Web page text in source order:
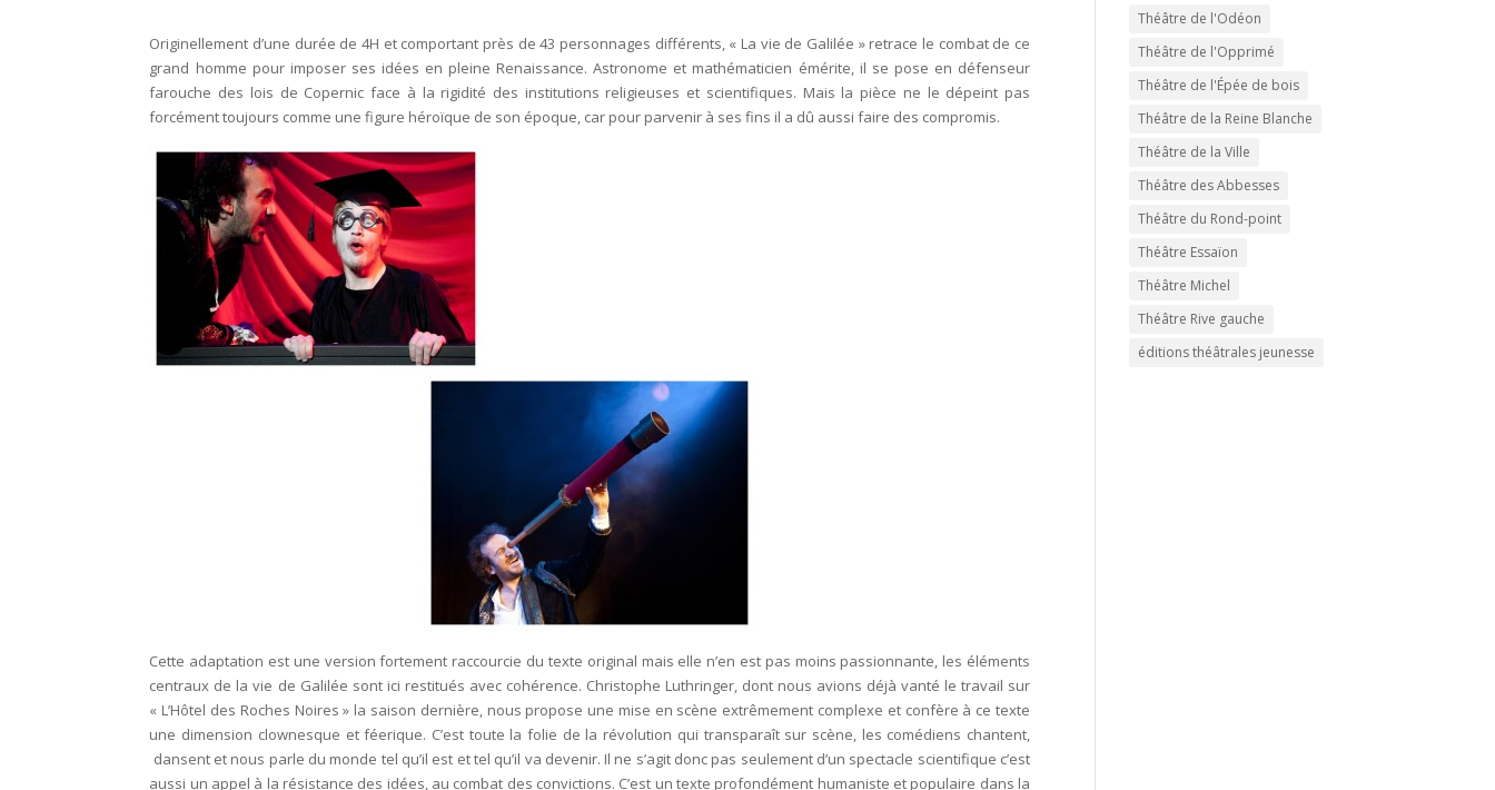
Originellement d’une durée de 4H et comportant près de 43 personnages différents, « La vie de Galilée » retrace le combat de ce
grand homme pour imposer ses idées en pleine Renaissance. Astronome et mathématicien émérite, il se pose en défenseur
farouche des lois de Copernic face à la rigidité des institutions religieuses et scientifiques. Mais la pièce ne le dépeint pas
forcément toujours comme une figure héroïque de son époque, car pour parvenir à ses fins il a dû aussi faire des compromis.
Cette adaptation est une version fortement raccourcie du texte original mais elle n’en est pas moins passionnante, les éléments
centraux de la vie de Galilée sont ici restitués avec cohérence. Christophe Luthringer, dont nous avions déjà vanté le travail sur
« L’Hôtel des Roches Noires » la saison dernière, nous propose une mise en scène extrêmement complexe et confère à ce texte
une dimension clownesque et féerique. C’est toute la folie de la révolution qui transparaît sur scène, les comédiens chantent,
dansent et nous parle du monde tel qu’il est et tel qu’il va devenir. Il ne s’agit donc pas seulement d’un spectacle scientifique c’est
aussi un appel à la résistance des idées, au combat des convictions. C’est un texte profondément humaniste et populaire dans la
Théâtre de l'Odéon
Théâtre de l'Opprimé
Théâtre de l'Épée de bois
Théâtre de la Reine Blanche
Théâtre de la Ville
Théâtre des Abbesses
Théâtre du Rond-point
Théâtre Essaïon
Théâtre Michel
Théâtre Rive gauche
éditions théâtrales jeunesse